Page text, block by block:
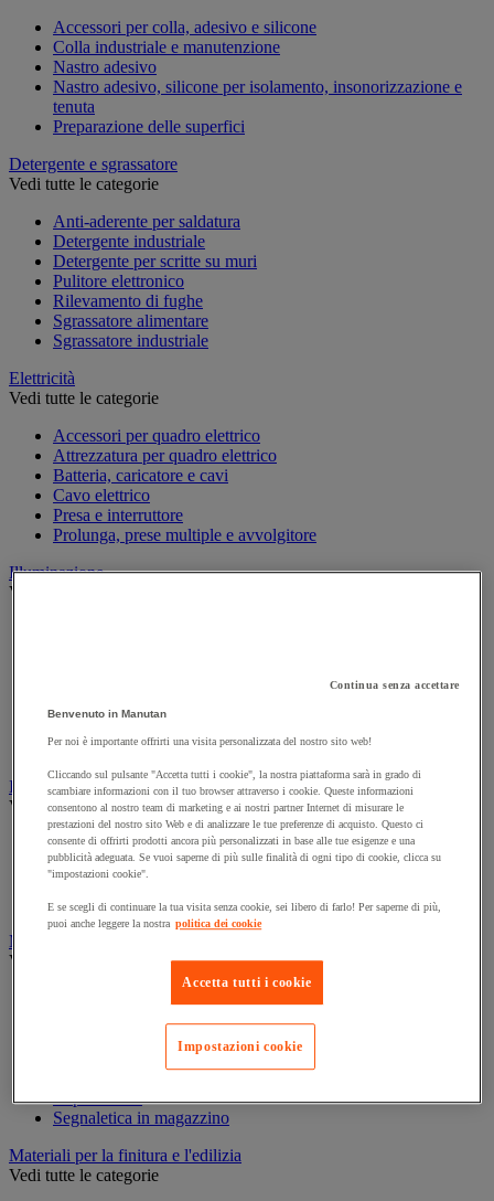
Accessori per colla, adesivo e silicone
Colla industriale e manutenzione
Nastro adesivo
Nastro adesivo, silicone per isolamento, insonorizzazione e
tenuta
Preparazione delle superfici
Detergente e sgrassatore
Vedi tutte le categorie
Anti-aderente per saldatura
Detergente industriale
Detergente per scritte su muri
Pulitore elettronico
Rilevamento di fughe
Sgrassatore alimentare
Sgrassatore industriale
Elettricità
Vedi tutte le categorie
Accessori per quadro elettrico
Attrezzatura per quadro elettrico
Batteria, caricatore e cavi
Cavo elettrico
Presa e interruttore
Prolunga, prese multiple e avvolgitore
Illuminazione
Vedi tutte le categorie
Lampadina
Torcia
Ingrassaggio e lubrificazione
Vedi tutte le categorie
Anti-aderente
Attrezzi per lubrificazione
Grasso e olio
Lubrificante e sbloccante
Marcatura
Vedi tutte le categorie
Marcatura permanente
Marcatura temporanea
Reperimento
Segnaletica in magazzino
Materiali per la finitura e l'edilizia
Vedi tutte le categorie
Continua senza accettare
Benvenuto in Manutan
Per noi è importante offrirti una visita personalizzata del nostro sito web!
Cliccando sul pulsante "Accetta tutti i cookie", la nostra piattaforma sarà in grado di
scambiare informazioni con il tuo browser attraverso i cookie. Queste informazioni
consentono al nostro team di marketing e ai nostri partner Internet di misurare le
prestazioni del nostro sito Web e di analizzare le tue preferenze di acquisto. Questo ci
consente di offrirti prodotti ancora più personalizzati in base alle tue esigenze e una
pubblicità adeguata. Se vuoi saperne di più sulle finalità di ogni tipo di cookie, clicca su
"impostazioni cookie".
E se scegli di continuare la tua visita senza cookie, sei libero di farlo! Per saperne di più,
puoi anche leggere la nostra politica dei cookie
Accetta tutti i cookie
Impostazioni cookie